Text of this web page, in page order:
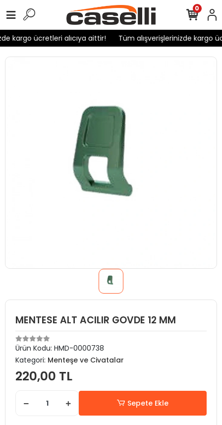
kargo ücretleri alıcıya aittir! Tüm alışverişlerinizde kargo
0
MENTESE ALT ACILIR GOVDE 12 MM
Ürün Kodu: HMD-0000738
Kategori: Menteşe ve Civatalar
220,00 TL
Sepete Ekle